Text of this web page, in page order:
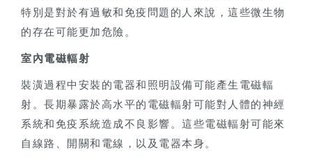
特別是對於有過敏和免疫問題的人來說，這些微生物
的存在可能更加危險。
室內電磁輻射
裝潢過程中安裝的電器和照明設備可能產生電磁輻
射。長期暴露於高水平的電磁輻射可能對人體的神經
系統和免疫系統造成不良影響。這些電磁輻射可能來
自線路、開關和電線，以及電器本身。